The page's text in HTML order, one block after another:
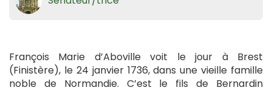
François Marie d’Aboville voit le jour à Brest
(Finistère), le 24 janvier 1736, dans une vieille famille
noble de Normandie. C’est le fils de Bernardin